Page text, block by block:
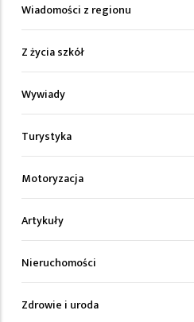
Wiadomości z regionu
Z życia szkół
Wywiady
Turystyka
Motoryzacja
Artykuły
Nieruchomości
Zdrowie i uroda